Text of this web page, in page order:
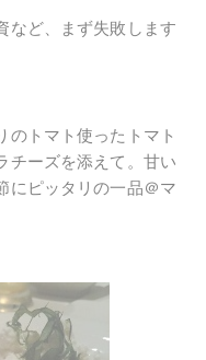
など、まず失敗します
のトマト使ったトマト
チーズを添えて。甘い
にピッタリの一品＠マ